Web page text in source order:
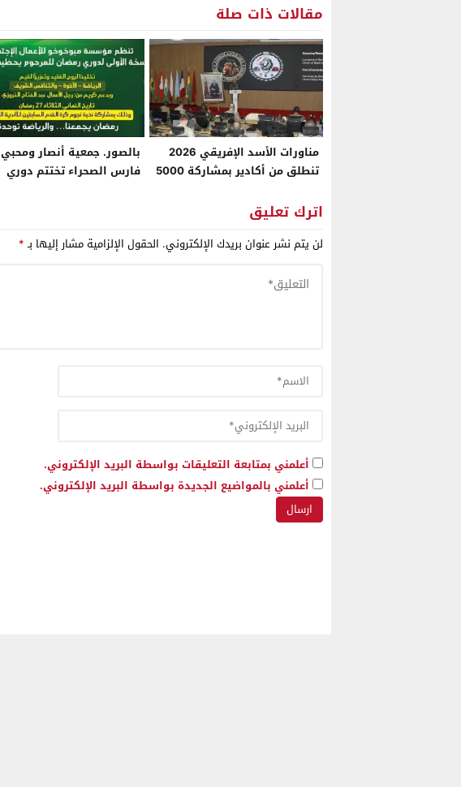
مقالات ذات صلة
مناورات الأسد الإفريقي 2026
تنطلق من أكادير بمشاركة 5000
بالصور. جمعية أنصار ومحبي
فارس الصحراء تختتم دوري
اترك تعليق
لن يتم نشر عنوان بريدك الإلكتروني. الحقول الإلزامية مشار إليها بـ*
أعلمني بمتابعة التعليقات بواسطة البريد الإلكتروني.
أعلمني بالمواضيع الجديدة بواسطة البريد الإلكتروني.